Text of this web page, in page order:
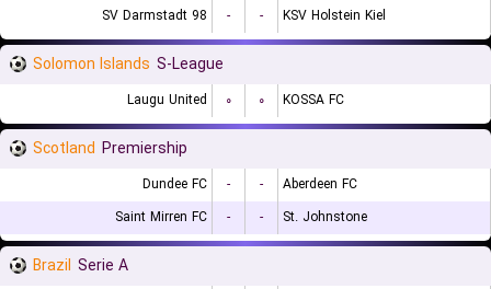
SV Darmstadt 98 - - KSV Holstein Kiel
Solomon Islands S-League
Laugu United ۰ ۰ KOSSA FC
Scotland Premiership
Dundee FC - -
Aberdeen FC
Saint Mirren FC
- - St. Johnstone
Brazil Serie A